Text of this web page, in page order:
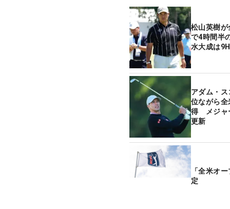
松山英樹が
で4時間半
水大成は
アダム・
位ながら全
得 メジャ
更新
「全米オ
定